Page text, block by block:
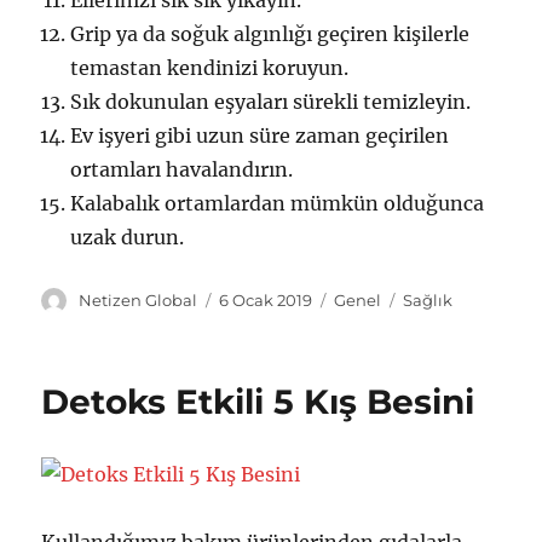
Grip ya da soğuk algınlığı geçiren kişilerle
temastan kendinizi koruyun.
Sık dokunulan eşyaları sürekli temizleyin.
Ev işyeri gibi uzun süre zaman geçirilen
ortamları havalandırın.
Kalabalık ortamlardan mümkün olduğunca
uzak durun.
Y
r
Netizen Global
Y
n
r
6 Ocak 2019
K
g
Genel
E
e
Sağlık
Detoks Etkili 5 Kış Besini